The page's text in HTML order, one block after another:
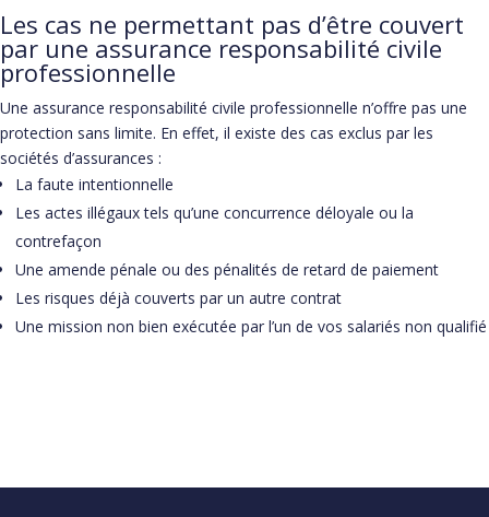
Les cas ne permettant pas d’être couvert
par une assurance responsabilité civile
professionnelle
Une assurance responsabilité civile professionnelle n’offre pas une
protection sans limite. En effet, il existe des cas exclus par les
sociétés d’assurances :
La faute intentionnelle
Les actes illégaux tels qu’une concurrence déloyale ou la
contrefaçon
Une amende pénale ou des pénalités de retard de paiement
Les risques déjà couverts par un autre contrat
Une mission non bien exécutée par l’un de vos salariés non qualifié